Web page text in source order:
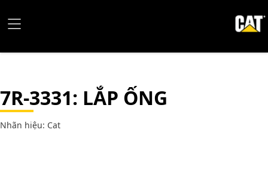
7R-3331: LẮP ỐNG
Nhãn hiệu: Cat